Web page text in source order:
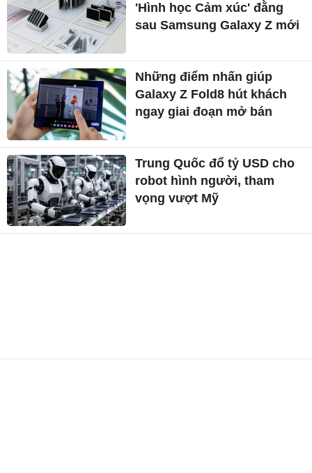
'Hình học Cảm xúc' đằng
sau Samsung Galaxy Z mới
Những điểm nhấn giúp
Galaxy Z Fold8 hút khách
ngay giai đoạn mở bán
Trung Quốc đổ tỷ USD cho
robot hình người, tham
vọng vượt Mỹ